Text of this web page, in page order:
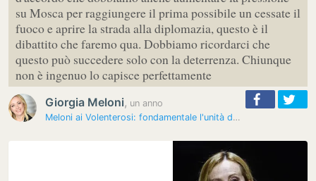
su Mosca per raggiungere il prima possibile un cessate il
fuoco e aprire la strada alla diplomazia, questo è il
dibattito che faremo qua. Dobbiamo ricordarci che
questo può succedere solo con la deterrenza. Chiunque
non è ingenuo lo capisce perfettamente
Giorgia Meloni, un anno
Meloni ai Volenterosi: fondamentale l'unità dell'Occidente